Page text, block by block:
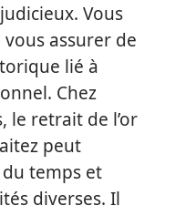
Vous
assurer de
lié à
Chez
le retrait de l’or
peut
temps et
diverses. Il